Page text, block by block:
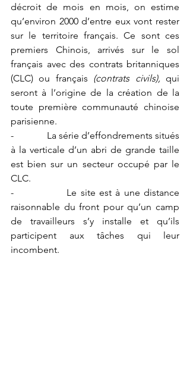
décroit de mois en mois, on estime
qu’environ 2000 d’entre eux vont rester
sur le territoire français. Ce sont ces
premiers Chinois, arrivés sur le sol
français avec des contrats britanniques
(CLC) ou français (contrats civils), qui
seront à l’origine de la création de la
toute première communauté chinoise
parisienne.
-              La série d’effondrements situés
à la verticale d’un abri de grande taille
est bien sur un secteur occupé par le
CLC.
-              Le site est à une distance
raisonnable du front pour qu’un camp
de travailleurs s’y installe et qu’ils
participent aux tâches qui leur
incombent.